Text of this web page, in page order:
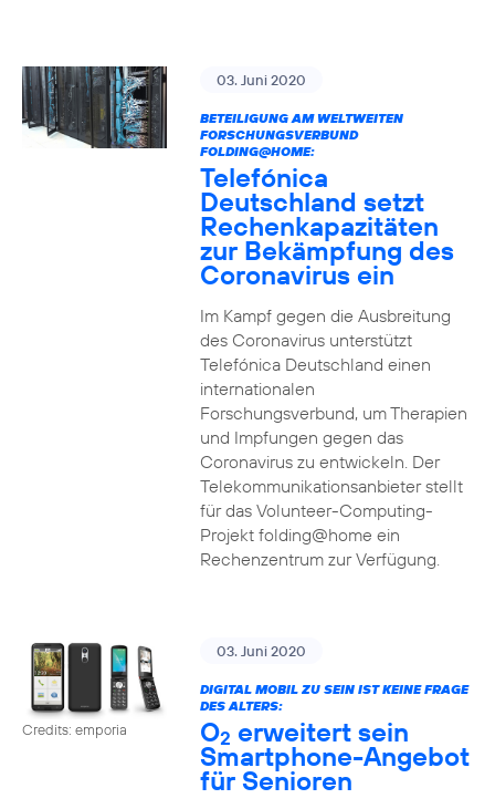
03. Juni 2020
BETEILIGUNG AM WELTWEITEN
FORSCHUNGSVERBUND
FOLDING@HOME:
Telefónica
Deutschland setzt
Rechenkapazitäten
zur Bekämpfung des
Coronavirus ein
Im Kampf gegen die Ausbreitung
des Coronavirus unterstützt
Telefónica Deutschland einen
internationalen
Forschungsverbund, um Therapien
und Impfungen gegen das
Coronavirus zu entwickeln. Der
Telekommunikationsanbieter stellt
für das Volunteer-Computing-
Projekt folding@home ein
Rechenzentrum zur Verfügung.
Credits: emporia
03. Juni 2020
DIGITAL MOBIL ZU SEIN IST KEINE FRAGE
DES ALTERS:
O2 erweitert sein
Smartphone-Angebot
für Senioren